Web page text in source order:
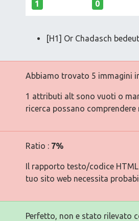
1 0
[H1] Or Chadasch
Abbiamo trovato 5 immagini
1 attributi alt sono vuoti o
ricerca possano
Ratio : 7%
Il rapporto testo/codice
tuo sito web necessita
Perfetto, non e stato rilevato